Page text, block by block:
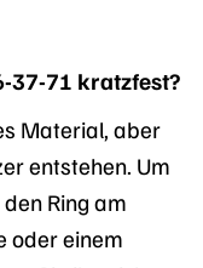
37-71 kratzfest?
Material, aber
entstehen. Um
Ring am
oder einem